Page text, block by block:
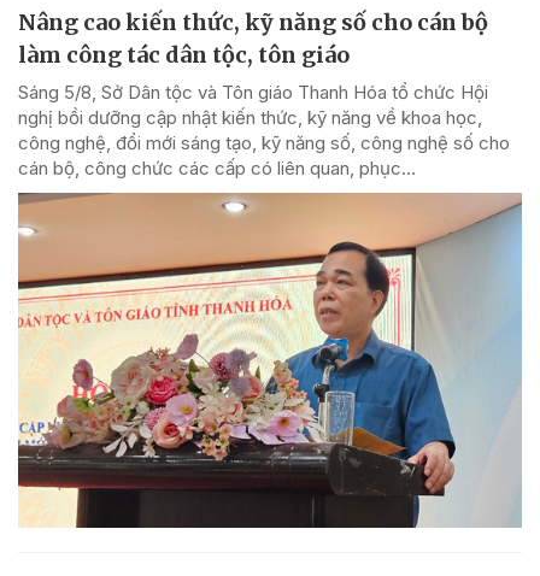
Nâng cao kiến thức, kỹ năng số cho cán bộ
làm công tác dân tộc, tôn giáo
Sáng 5/8, Sở Dân tộc và Tôn giáo Thanh Hóa tổ chức Hội
nghị bồi dưỡng cập nhật kiến thức, kỹ năng về khoa học,
công nghệ, đổi mới sáng tạo, kỹ năng số, công nghệ số cho
cán bộ, công chức các cấp có liên quan, phục...